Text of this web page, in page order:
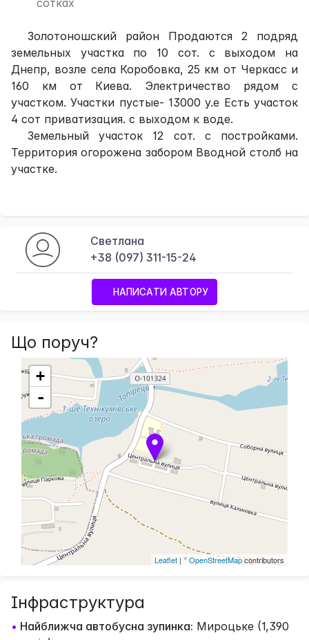
Золотоношский район Продаются 2 подряд
земельных участка по 10 сот. с выходом на
Днепр, возле села Коробовка, 25 км от Черкасс и
160 км от Киева. Электричество рядом с
участком. Участки пустые- 13000 у.е Есть участок
4 сот приватизация. с выходом к воде.
Земельный участок 12 сот. с постройками.
Территория огорожена забором Вводной столб на
участке.
Светлана
+38 (097) 311-15-24
НАПИСАТИ АВТОРУ
Що поруч?
+
-
Leaflet | ©OpenStreetMapcontributors
Інфраструктура
• Найближча автобусна зупинка: Мироцьке (1,390